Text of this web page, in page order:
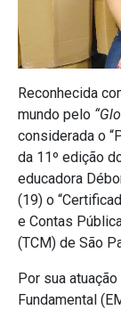
Reconhecida
mundo pelo
considerada o
da 11º edição
educadora
(19) o
e Contas
(TCM) de São
Por sua
Fundamental